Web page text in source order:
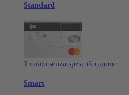
Standard
Il conto senza spese di canone
Smart